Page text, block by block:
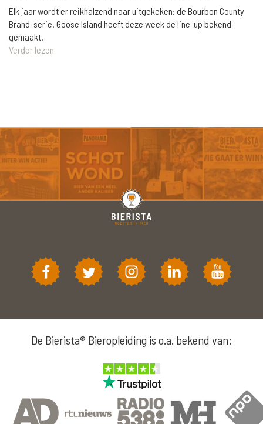
Elk jaar wordt er reikhalzend naar uitgekeken: de Bourbon County
Brand-serie. Goose Island heeft deze week de line-up bekend
gemaakt.
Verder lezen
De Bierista® Bieropleiding is o.a. bekend van: